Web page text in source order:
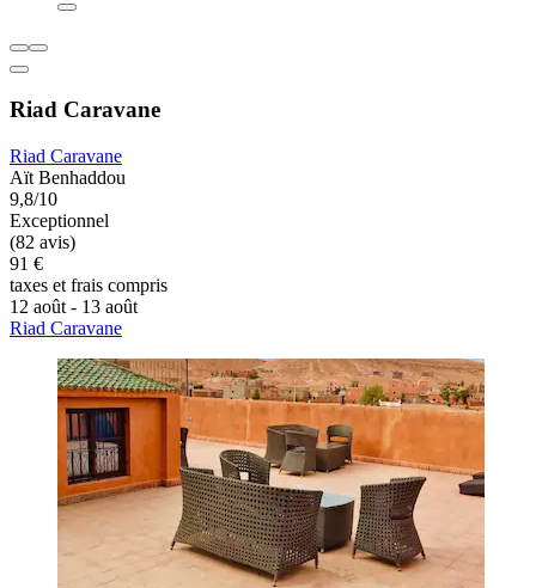
Riad Caravane
Riad Caravane
Aït Benhaddou
9,8/10
Exceptionnel
(82 avis)
91 €
taxes et frais compris
12 août - 13 août
Riad Caravane